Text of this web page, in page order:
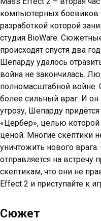
компьютерных боевиков
разработкой которой
студия BioWare.
происходят спустя два
Шепарду удалось
война не закончилась.
полномасштабной войне.
более сильный враг. И
угрозу, Шепарду
«Цербер», целью
ценой. Многие скептики
уничтожить нового
отправляется на
скептикам, что они не
Effect 2 и приступайте к
Сюжет